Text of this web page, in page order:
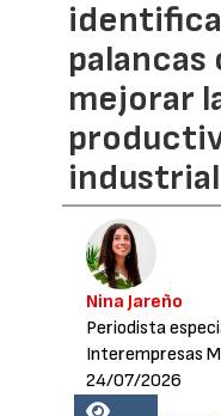
palancas
mejorar
industrial
Nina Jareño
Periodista
Interempresas
24/07/2026